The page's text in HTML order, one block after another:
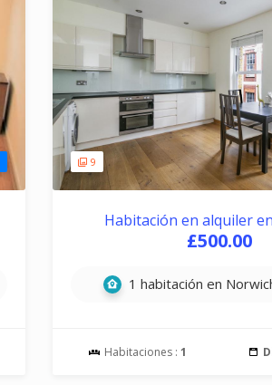
9
Habitación en alquiler
£500.00
1 habitación en
Habitaciones : 1